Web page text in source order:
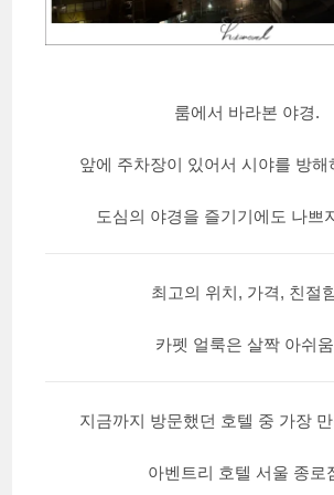
룸에서 바라본 야경.
앞에 주차장이 있어서 시야를 방해
도심의 야경을 즐기기에도 나쁘
최고의 위치, 가격, 친절
카펫 얼룩은 살짝 아쉬
지금까지 방문했던 호텔 중 가장
아벤트리 호텔 서울 종로